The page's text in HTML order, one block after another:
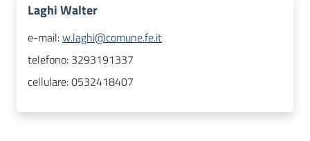
Laghi Walter
e-mail:w.laghi@comune.fe.it
telefono: 3293191337
cellulare:0532418407